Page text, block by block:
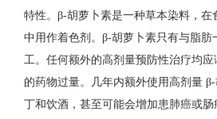
特性。β-胡萝卜素是一种草本染料，在
中用作着色剂。β-胡萝卜素只有与脂肪
工。任何额外的高剂量预防性治疗均
的药物过量。几年内额外使用高剂量
丁和饮酒，甚至可能会增加患肺癌或